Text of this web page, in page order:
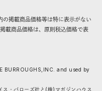
掲載商品価格等は特に表示がない
載商品価格は、原則税込価格で表
BURROUGHS,INC. and used by
ス・バローズ社と(株)マガジンハウス